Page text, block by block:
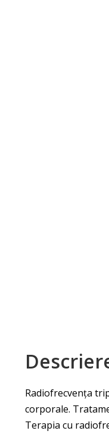
Radiofrecvența
corporale.
Terapia cu